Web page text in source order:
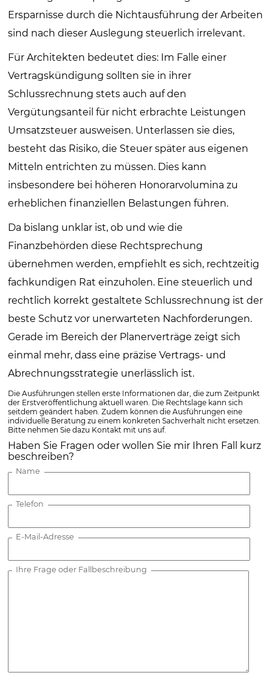
Ersparnisse durch die Nichtausführung der Arbeiten
sind nach dieser Auslegung steuerlich irrelevant.
Für Architekten bedeutet dies: Im Falle einer
Vertragskündigung sollten sie in ihrer
Schlussrechnung stets auch auf den
Vergütungsanteil für nicht erbrachte Leistungen
Umsatzsteuer ausweisen. Unterlassen sie dies,
besteht das Risiko, die Steuer später aus eigenen
Mitteln entrichten zu müssen. Dies kann
insbesondere bei höheren Honorarvolumina zu
erheblichen finanziellen Belastungen führen.
Da bislang unklar ist, ob und wie die
Finanzbehörden diese Rechtsprechung
übernehmen werden, empfiehlt es sich, rechtzeitig
fachkundigen Rat einzuholen. Eine steuerlich und
rechtlich korrekt gestaltete Schlussrechnung ist der
beste Schutz vor unerwarteten Nachforderungen.
Gerade im Bereich der Planerverträge zeigt sich
einmal mehr, dass eine präzise Vertrags- und
Abrechnungsstrategie unerlässlich ist.
Die Ausführungen stellen erste Informationen dar, die zum Zeitpunkt
der Erstveröffentlichung aktuell waren. Die Rechtslage kann sich
seitdem geändert haben. Zudem können die Ausführungen eine
individuelle Beratung zu einem konkreten Sachverhalt nicht ersetzen.
Bitte nehmen Sie dazu Kontakt mit uns auf.
Haben Sie Fragen oder wollen Sie mir Ihren Fall kurz
beschreiben?
Name
Telefon
E-Mail-Adresse
Ihre Frage oder Fallbeschreibung